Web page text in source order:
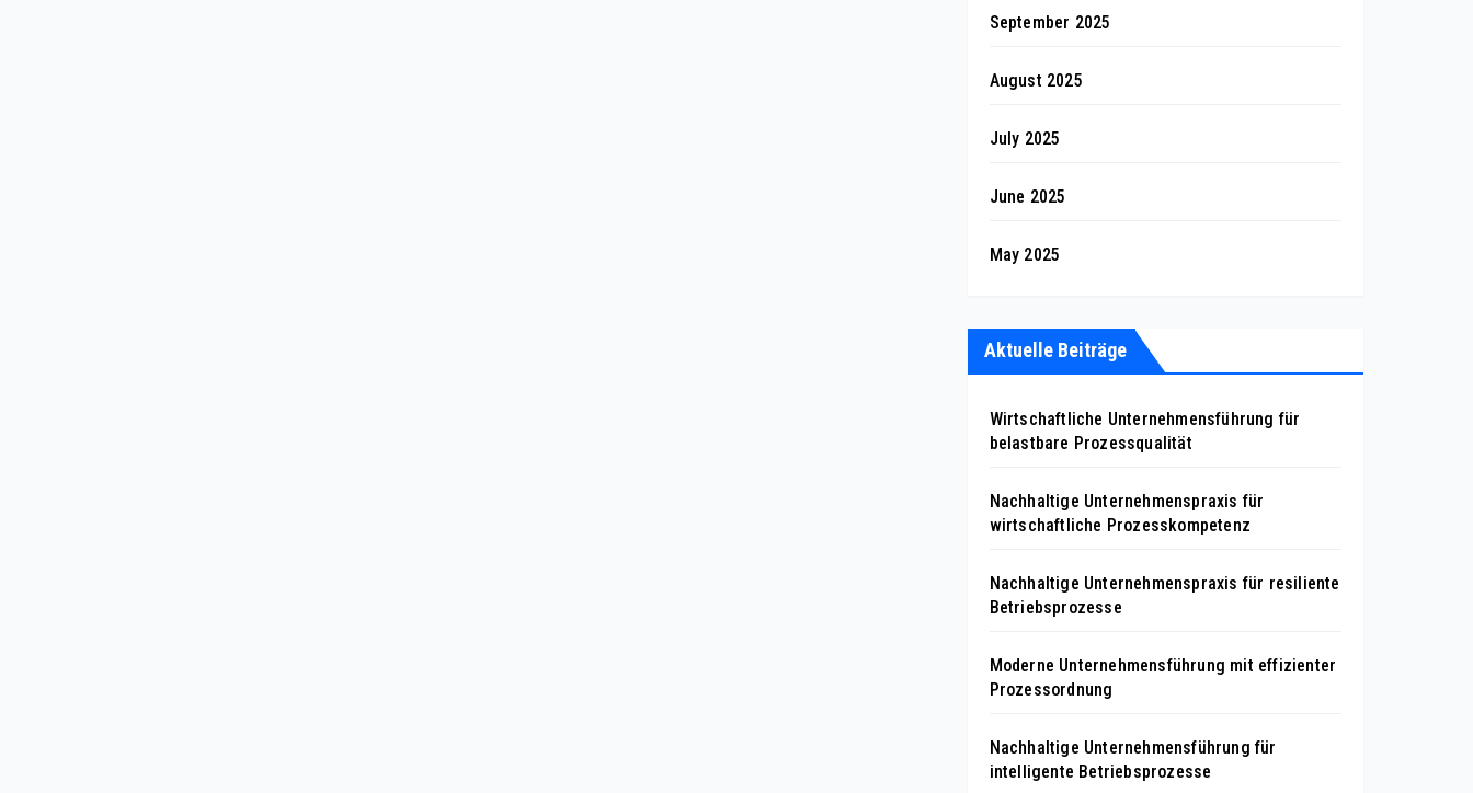
September 2025
August 2025
July 2025
June 2025
May 2025
Aktuelle Beiträge
Wirtschaftliche Unternehmensführung für
belastbare Prozessqualität
Nachhaltige Unternehmenspraxis für
wirtschaftliche Prozesskompetenz
Nachhaltige Unternehmenspraxis für resiliente
Betriebsprozesse
Moderne Unternehmensführung mit effizienter
Prozessordnung
Nachhaltige Unternehmensführung für
intelligente Betriebsprozesse